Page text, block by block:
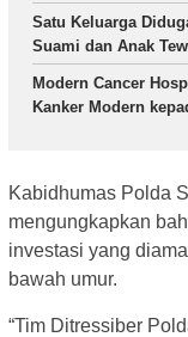
Satu Keluarga
Suami dan Anak
Modern Cancer
Kanker Modern
Kabidhumas Polda
mengungkapkan
investasi yang
bawah umur.
“Tim Ditressiber